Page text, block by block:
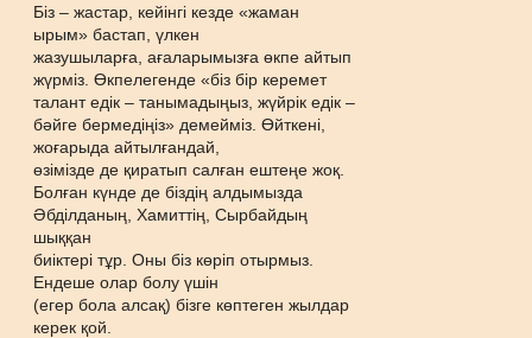
Біз – жастар, кейінгі кезде «жаман
ырым» бастап, үлкен
жазушыларға, ағаларымызға өкпе айтып
жүрміз. Өкпелегенде «біз бір керемет
талант едік – танымадыңыз, жүйрік едік –
бəйге бермедіңіз» демейміз. Өйткені,
жоғарыда айтылғандай,
өзімізде де қиратып салған ештеңе жоқ.
Болған күнде де біздің алдымызда
Əбділданың, Хамиттің, Сырбайдың
шыққан
биіктері тұр. Оны біз көріп отырмыз.
Ендеше олар болу үшін
(егер бола алсақ) бізге көптеген жылдар
керек қой.